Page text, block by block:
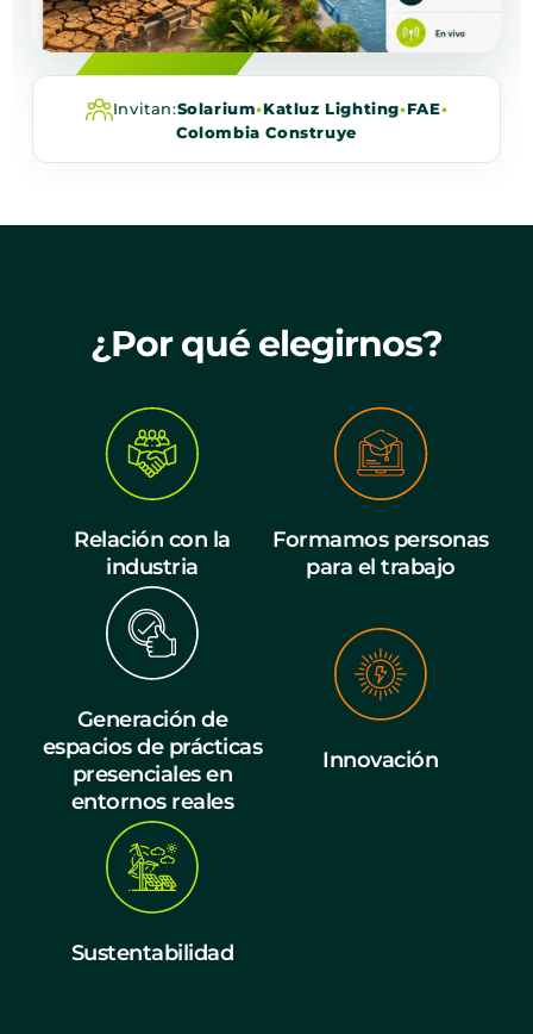
Invitan:Solarium•Katluz Lighting•FAE•
Colombia Construye
¿Por qué elegirnos?
Relación con la
industria
Formamos personas
para el trabajo
Generación de
espacios de prácticas
presenciales en
entornos reales
Innovación
Sustentabilidad